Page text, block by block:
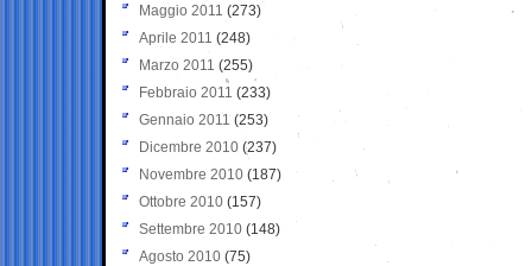
Maggio 2011 (273)
Aprile 2011 (248)
Marzo 2011 (255)
Febbraio 2011 (233)
Gennaio 2011 (253)
Dicembre 2010 (237)
Novembre 2010 (187)
Ottobre 2010 (157)
Settembre 2010 (148)
Agosto 2010 (75)